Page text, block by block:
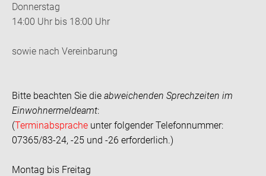
Donnerstag
14:00 Uhr bis 18:00 Uhr
sowie nach Vereinbarung
Bitte beachten Sie die abweichenden Sprechzeiten im
Einwohnermeldeamt:
(Terminabsprache unter folgender Telefonnummer:
07365/83-24, -25 und -26 erforderlich.)
Montag bis Freitag